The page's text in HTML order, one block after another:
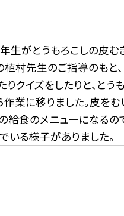
生がとうもろこしの皮む
植村先生のご指導のもと
クイズをしたりと、とう
作業に移りました。皮をむ
給食のメニューになるの
いる様子がありました。